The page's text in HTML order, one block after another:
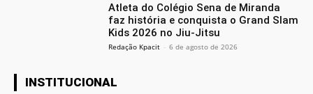
Atleta do Colégio Sena de Miranda
faz história e conquista o Grand Slam
Kids 2026 no Jiu-Jitsu
Redação Kpacit - 6 de agosto de 2026
INSTITUCIONAL